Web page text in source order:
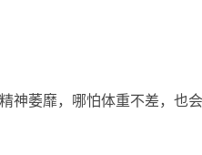
神萎靡，哪怕体重不差，也